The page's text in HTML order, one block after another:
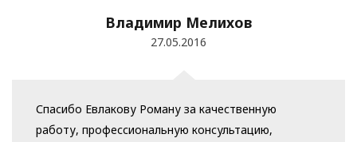
Владимир Мелихов
27.05.2016
Спасибо Евлакову Роману за качественную
работу, профессиональную консультацию,